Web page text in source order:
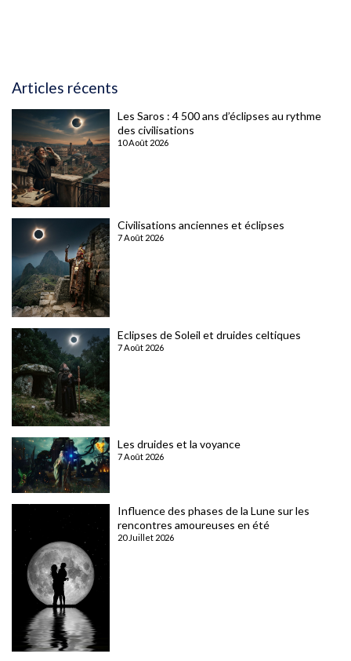
Articles récents
Les Saros : 4 500 ans d’éclipses au rythme
des civilisations
10 Août 2026
Civilisations anciennes et éclipses
7 Août 2026
Eclipses de Soleil et druides celtiques
7 Août 2026
Les druides et la voyance
7 Août 2026
Influence des phases de la Lune sur les
rencontres amoureuses en été
20 Juillet 2026